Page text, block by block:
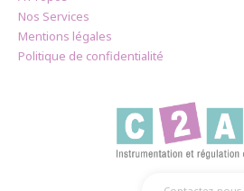
Nos Services
Mentions légales
Politique de confidentialité